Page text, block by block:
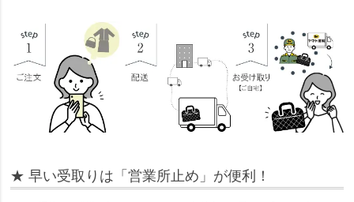
★ 早い受取りは「営業所止め」が便利！